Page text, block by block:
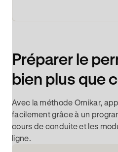
Préparer le
bien plus que
Avec la méthode Ornikar,
facilement grâce à un
cours de conduite et les
ligne.